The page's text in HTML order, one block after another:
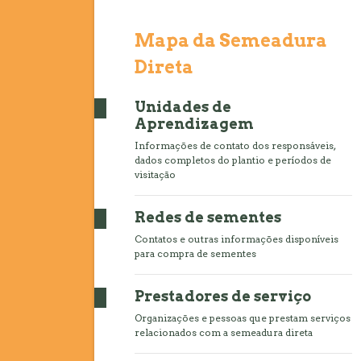
Mapa da Semeadura
Direta
Unidades de
Aprendizagem
Informações de contato dos responsáveis,
dados completos do plantio e períodos de
visitação
Redes de sementes
Contatos e outras informações disponíveis
para compra de sementes
Prestadores de serviço
Organizações e pessoas que prestam serviços
relacionados com a semeadura direta